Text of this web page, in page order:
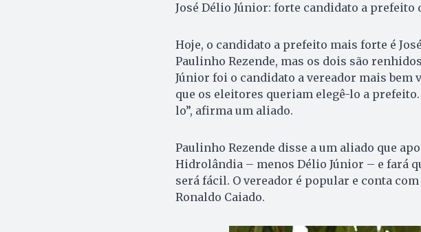
José Délio Júnior: forte candidato a
Hoje, o candidato a prefeito mais forte é
Paulinho Rezende, mas os dois são
Júnior foi o candidato a vereador mais bem
que os eleitores queriam elegê-lo a
lo”, afirma um aliado.
Paulinho Rezende disse a um aliado que
Hidrolândia – menos Délio Júnior – e fará
será fácil. O vereador é popular e conta
Ronaldo Caiado.